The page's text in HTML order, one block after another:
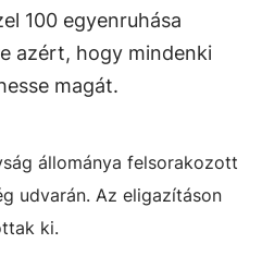
100 egyenruhása
azért, hogy mindenki
magát.
állománya felsorakozott
udvarán. Az eligazításon
ki.